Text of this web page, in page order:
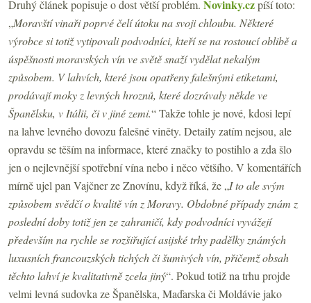
Druhý článek popisuje o dost větší problém. Novinky.czpíší toto:
„Moravští vinaři poprvé čelí útoku na svoji chloubu. Některé
výrobce si totiž vytipovali podvodníci, kteří se na rostoucí oblibě a
úspěšnosti moravských vín ve světě snaží vydělat nekalým
způsobem. V lahvích, které jsou opatřeny falešnými etiketami,
prodávají moky z levných hroznů, které dozrávaly někde ve
Španělsku, v Itálii, či v jiné zemi.“ Takže tohle je nové, kdosi lepí
na lahve levného dovozu falešné viněty. Detaily zatím nejsou, ale
opravdu se těším na informace, které značky to postihlo a zda šlo
jen o nejlevnější spotřební vína nebo i něco většího. V komentářích
mírně ujel pan Vajčner ze Znovínu, když říká, že „I to ale svým
způsobem svědčí o kvalitě vín z Moravy. Obdobné případy znám z
poslední doby totiž jen ze zahraničí, kdy podvodníci vyvážejí
především na rychle se rozšiřující asijské trhy padělky známých
luxusních francouzských tichých či šumivých vín, přičemž obsah
těchto lahví je kvalitativně zcela jiný“. Pokud totiž na trhu projde
velmi levná sudovka ze Španělska, Maďarska či Moldávie jako